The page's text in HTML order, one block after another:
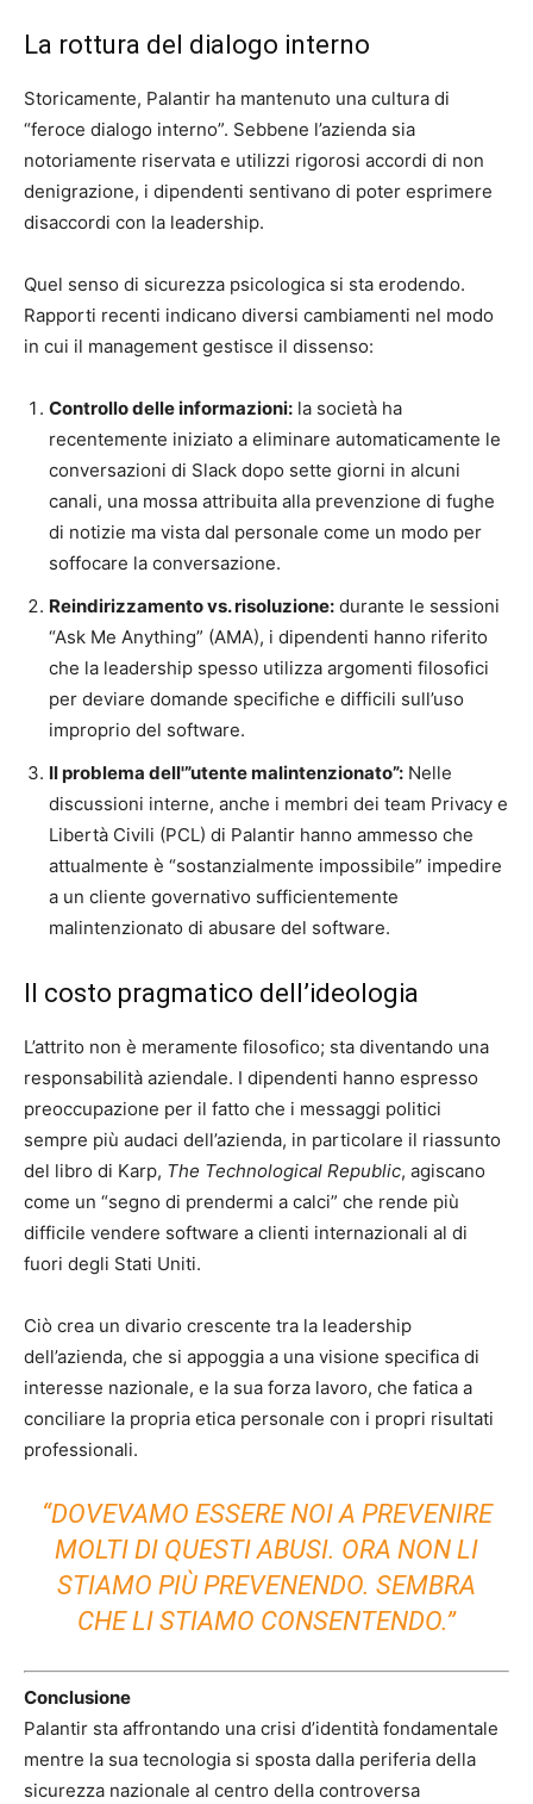
La rottura del dialogo interno
Storicamente, Palantir ha mantenuto una cultura di
“feroce dialogo interno”. Sebbene l’azienda sia
notoriamente riservata e utilizzi rigorosi accordi di non
denigrazione, i dipendenti sentivano di poter esprimere
disaccordi con la leadership.
Quel senso di sicurezza psicologica si sta erodendo.
Rapporti recenti indicano diversi cambiamenti nel modo
in cui il management gestisce il dissenso:
Controllo delle informazioni: la società ha
recentemente iniziato a eliminare automaticamente le
conversazioni di Slack dopo sette giorni in alcuni
canali, una mossa attribuita alla prevenzione di fughe
di notizie ma vista dal personale come un modo per
soffocare la conversazione.
Reindirizzamento vs. risoluzione: durante le sessioni
“Ask Me Anything” (AMA), i dipendenti hanno riferito
che la leadership spesso utilizza argomenti filosofici
per deviare domande specifiche e difficili sull’uso
improprio del software.
Il problema dell'”utente malintenzionato”: Nelle
discussioni interne, anche i membri dei team Privacy e
Libertà Civili (PCL) di Palantir hanno ammesso che
attualmente è “sostanzialmente impossibile” impedire
a un cliente governativo sufficientemente
malintenzionato di abusare del software.
Il costo pragmatico dell’ideologia
L’attrito non è meramente filosofico; sta diventando una
responsabilità aziendale. I dipendenti hanno espresso
preoccupazione per il fatto che i messaggi politici
sempre più audaci dell’azienda, in particolare il riassunto
del libro di Karp, The Technological Republic, agiscano
come un “segno di prendermi a calci” che rende più
difficile vendere software a clienti internazionali al di
fuori degli Stati Uniti.
Ciò crea un divario crescente tra la leadership
dell’azienda, che si appoggia a una visione specifica di
interesse nazionale, e la sua forza lavoro, che fatica a
conciliare la propria etica personale con i propri risultati
professionali.
“DOVEVAMO ESSERE NOI A PREVENIRE
MOLTI DI QUESTI ABUSI. ORA NON LI
STIAMO PIÙ PREVENENDO. SEMBRA
CHE LI STIAMO CONSENTENDO.”
Conclusione
Palantir sta affrontando una crisi d’identità fondamentale
mentre la sua tecnologia si sposta dalla periferia della
sicurezza nazionale al centro della controversa